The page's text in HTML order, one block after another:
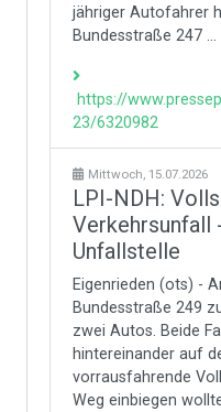
jähriger Autofahrer
Bundesstraße 247 ...
https://
23/6320982
Mittwoch, 15.07.2026
LPI-NDH:
Verkehrsunfall
Unfallstelle
Eigenrieden (ots) -
Bundesstraße 249
zwei Autos. Beide
hintereinander auf
vorrausfahrende
Weg einbiegen